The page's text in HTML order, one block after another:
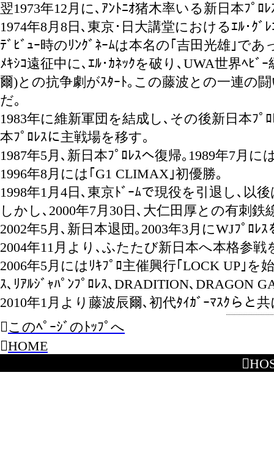
翌1973年12月に､ｱﾝﾄﾆｵ猪木率いる新日本ﾌﾟﾛ
1974年8月8日､東京･日大講堂におけるｴﾙ･ｸ
ﾃﾞﾋﾞｭｰ時のﾘﾝｸﾞﾈｰﾑは本名の｢吉田光雄｣で
ﾒｷｼｺ遠征中に､ｴﾙ･ｶﾈｯｸを破り､UWA世界ﾍﾋ
爾)との抗争劇がｽﾀｰﾄ｡この藤波との一連の
だ｡
1983年に維新軍団を結成し､その後新日本ﾌﾟ
本ﾌﾟﾛﾚｽに主戦場を移す｡
1987年5月､新日本ﾌﾟﾛﾚｽへ復帰｡1989年7月
1996年8月には｢G1 CLIMAX｣初優勝｡
1998年1月4日､東京ﾄﾞｰﾑで現役を引退し､以
しかし､2000年7月30日､大仁田厚との有刺
2002年5月､新日本退団｡2003年3月にWJﾌﾟﾛ
2004年11月より､ふたたび新日本へ本格参
2006年5月にはﾘｷﾌﾟﾛ主催興行｢LOCK UP｣を
ｽ､ﾘｱﾙｼﾞｬﾊﾟﾝﾌﾟﾛﾚｽ､DRADITION､DRAGON
2010年1月より藤波辰爾､初代ﾀｲｶﾞｰﾏｽｸらと
 このﾍﾟｰｼﾞのﾄｯﾌﾟへ
HOME